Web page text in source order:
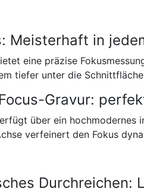
Meisterhaft in
eine präzise
tiefer unter die
Gravur:
über ein
verfeinert den Fokus
Durchreichen: